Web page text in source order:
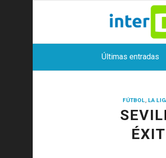
Últimas entradas
FÚTBOL, LA